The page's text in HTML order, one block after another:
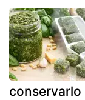
conservarlo